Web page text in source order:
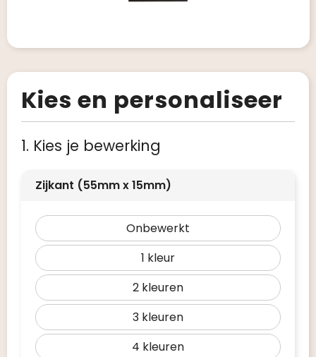
Kies en personaliseer
1. Kies je bewerking
Zijkant (55mm x 15mm)
Onbewerkt
1
2
3
4